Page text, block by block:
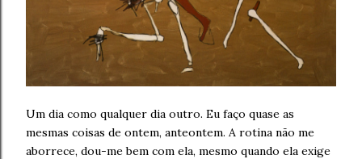
Um dia como qualquer dia outro. Eu faço quase as
mesmas coisas de ontem, anteontem. A rotina não me
aborrece, dou-me bem com ela, mesmo quando ela exige